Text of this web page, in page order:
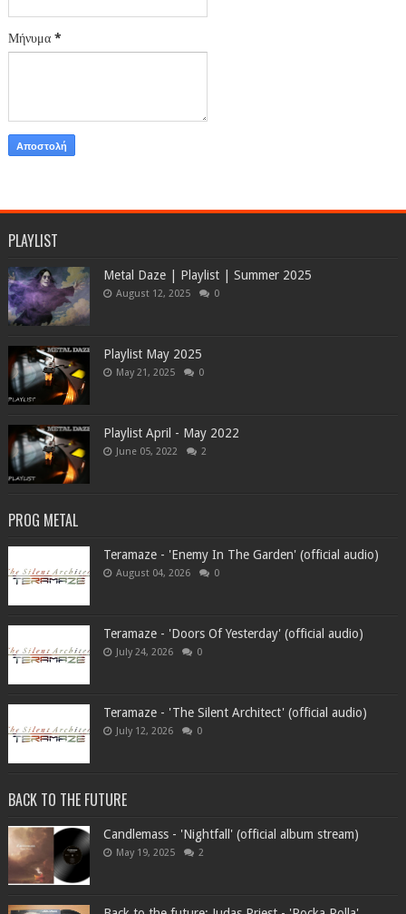
Μήνυμα *
PLAYLIST
Metal Daze | Playlist | Summer 2025
August 12, 2025 0
Playlist May 2025
May 21, 2025 0
Playlist April - May 2022
June 05, 2022 2
PROG METAL
Teramaze - 'Enemy In The Garden' (official audio)
August 04, 2026 0
Teramaze - 'Doors Of Yesterday' (official audio)
July 24, 2026 0
Teramaze - 'The Silent Architect' (official audio)
July 12, 2026 0
BACK TO THE FUTURE
Candlemass - 'Nightfall' (official album stream)
May 19, 2025 2